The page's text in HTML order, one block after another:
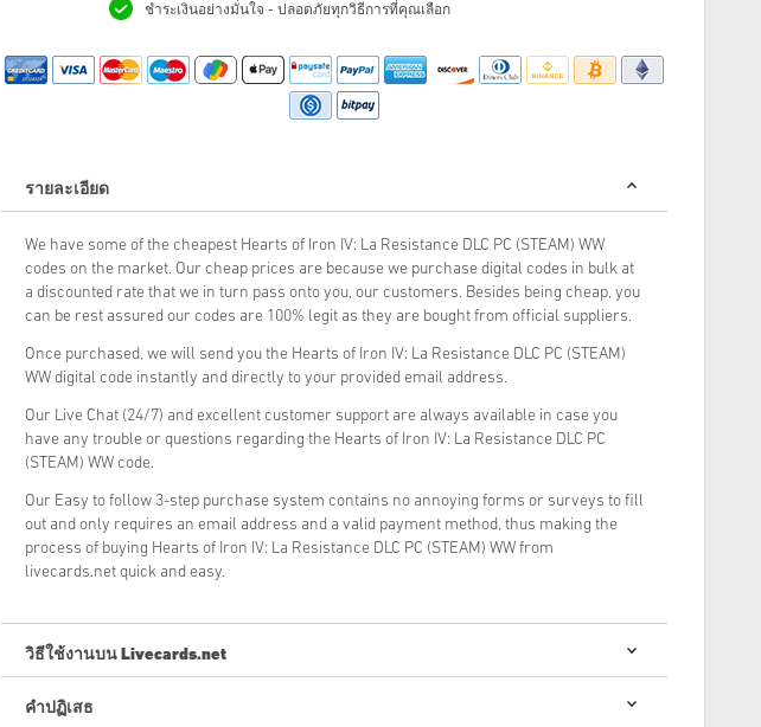
ชำระเงินอย่างมั่นใจ - ปลอดภัยทุกวิธีการที่คุณเลือก
รายละเอียด
We have some of the cheapest Hearts of Iron IV: La Resistance DLC PC (STEAM) WW
codes on the market. Our cheap prices are because we purchase digital codes in bulk at
a discounted rate that we in turn pass onto you, our customers. Besides being cheap, you
can be rest assured our codes are 100% legit as they are bought from official suppliers.
Once purchased, we will send you the Hearts of Iron IV: La Resistance DLC PC (STEAM)
WW digital code instantly and directly to your provided email address.
Our Live Chat (24/7) and excellent customer support are always available in case you
have any trouble or questions regarding the Hearts of Iron IV: La Resistance DLC PC
(STEAM) WW code.
Our Easy to follow 3-step purchase system contains no annoying forms or surveys to fill
out and only requires an email address and a valid payment method, thus making the
process of buying Hearts of Iron IV: La Resistance DLC PC (STEAM) WW from
livecards.net quick and easy.
วิธีใช้งานบน Livecards.net
ใหม่กับ Livecards.net ใช่ไหม? การซื้อโค้ดดิจิทัลนั้นรวดเร็วและง่ายมาก:
คำปฏิเสธ